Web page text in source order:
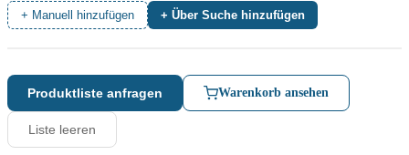
+ Manuell hinzufügen + Über Suche hinzufügen
Produktliste anfragen Warenkorb ansehen
Liste leeren